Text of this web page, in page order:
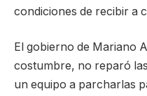
condiciones de recibir a
El gobierno de Mariano
costumbre, no reparó
un equipo a parcharlas